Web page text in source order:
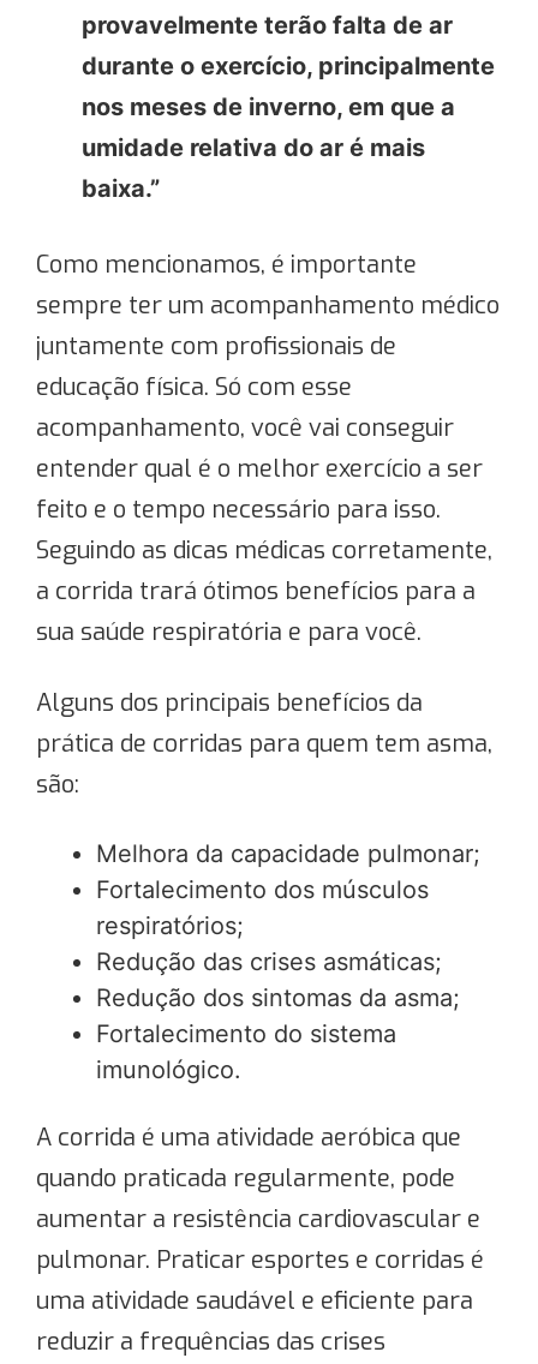
provavelmente terão falta de ar
durante o exercício, principalmente
nos meses de inverno, em que a
umidade relativa do ar é mais
baixa.”
Como mencionamos, é importante
sempre ter um acompanhamento médico
juntamente com profissionais de
educação física. Só com esse
acompanhamento, você vai conseguir
entender qual é o melhor exercício a ser
feito e o tempo necessário para isso.
Seguindo as dicas médicas corretamente,
a corrida trará ótimos benefícios para a
sua saúde respiratória e para você.
Alguns dos principais benefícios da
prática de corridas para quem tem asma,
são:
Melhora da capacidade pulmonar;
Fortalecimento dos músculos
respiratórios;
Redução das crises asmáticas;
Redução dos sintomas da asma;
Fortalecimento do sistema
imunológico.
A corrida é uma atividade aeróbica que
quando praticada regularmente, pode
aumentar a resistência cardiovascular e
pulmonar. Praticar esportes e corridas é
uma atividade saudável e eficiente para
reduzir a frequências das crises